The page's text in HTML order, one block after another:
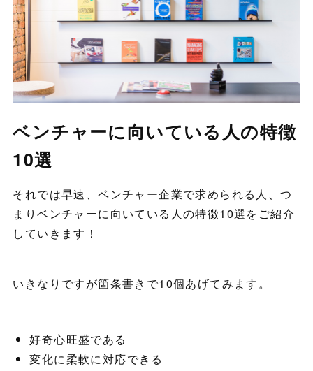
ベンチャーに向いている人の特徴
10選
それでは早速、ベンチャー企業で求められる人、つ
まりベンチャーに向いている人の特徴10選をご紹介
していきます！
いきなりですが箇条書きで10個あげてみます。
好奇心旺盛である
変化に柔軟に対応できる